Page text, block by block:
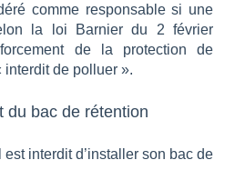
comme responsable si une
la loi Barnier du 2 février
de la protection de
interdit de polluer ».
du bac de rétention
interdit d’installer son bac de